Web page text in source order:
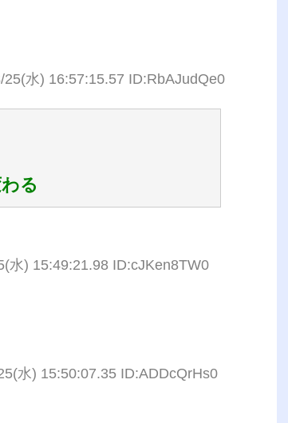
25(水) 16:57:15.57 ID:RbAJudQe0
る
水) 15:49:21.98 ID:cJKen8TW0
水) 15:50:07.35 ID:ADDcQrHs0